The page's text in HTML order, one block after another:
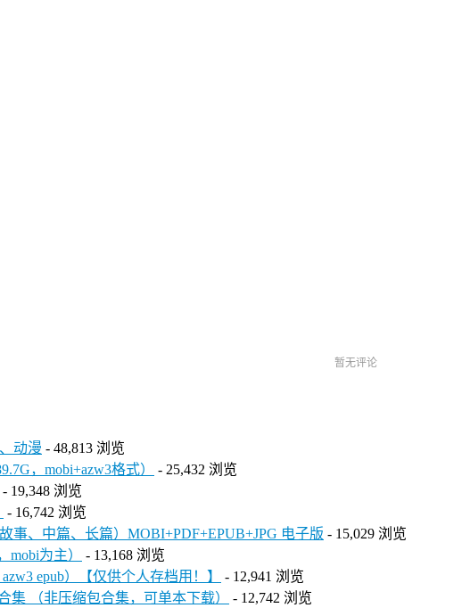
暂无评论
动漫 - 48,813 浏览
，mobi+azw3格式）
- 25,432 浏览
- 19,348 浏览
- 16,742 浏览
事、中篇、长篇）MOBI+PDF+EPUB+JPG 电子版 - 15,029 浏览
mobi为主）
- 13,168 浏览
epub）【仅供个人存档用！】
- 12,941 浏览
集 （非压缩包合集，可单本下载）
- 12,742 浏览